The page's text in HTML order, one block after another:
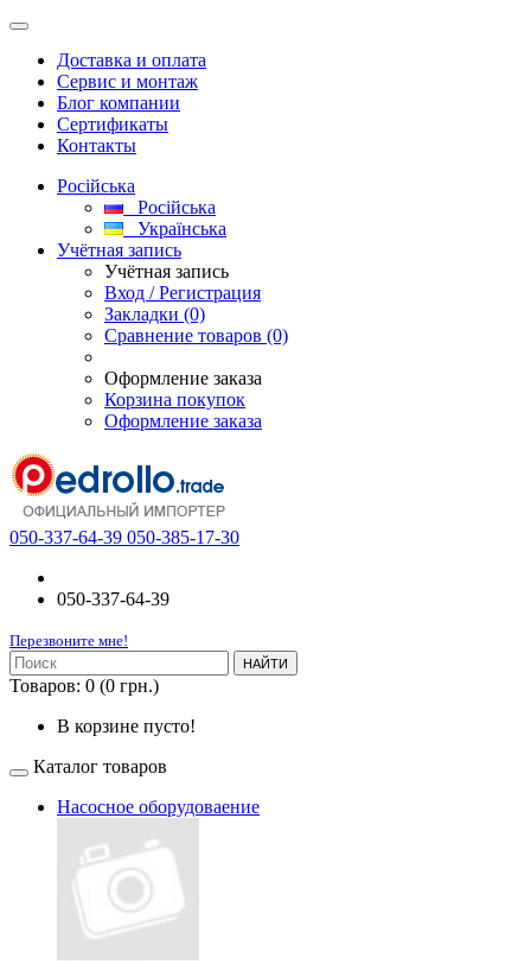
Доставка и оплата
Сервис и монтаж
Блог компании
Сертификаты
Контакты
Російська
Російська
Українська
Учётная запись
Учётная запись
Вход / Регистрация
Закладки (0)
Сравнение товаров (0)
Оформление заказа
Корзина покупок
Оформление заказа
050-337-64-39 050-385-17-30
050-337-64-39
Перезвоните мне!
НАЙТИ
Товаров: 0 (0 грн.)
В корзине пусто!
Каталог товаров
Насосное оборудоваение